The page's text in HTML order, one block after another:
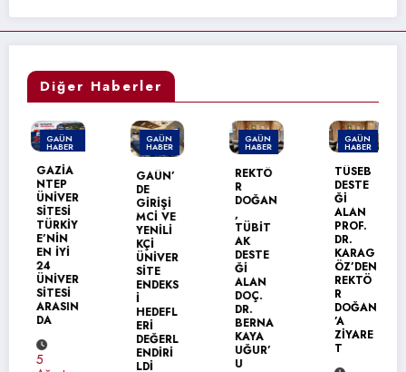
Diğer Haberler
GAÜN
HABER
MANŞET
GAZİA
NTEP
ÜNİVER
SİTESİ
TÜRKİY
E’NİN
EN İYİ
24
ÜNİVER
SİTESİ
ARASIN
DA
5
GAÜN
HABER
GAÜN’
DE
GİRİŞİ
MCİ VE
YENİLİ
KÇİ
ÜNİVER
SİTE
ENDEKS
HEDEFL
ERİ
DEĞERL
ENDİRİ
LDİ
GAÜN
HABER
REKTÖ
R
DOĞAN
TÜBİT
AK
DESTE
Ğİ
ALAN
DOÇ.
DR.
BERNA
KAYA
UĞUR’
U
GAÜN
HABER
TÜSEB
DESTE
Ğİ
ALAN
PROF.
DR.
KARAG
ÖZ’DEN
REKTÖ
R
DOĞAN
’A
ZİYARE
T